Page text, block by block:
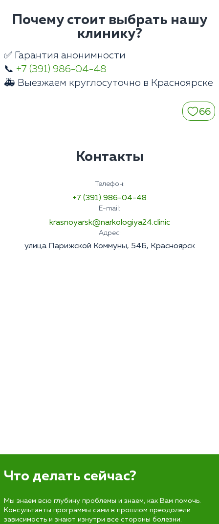
Почему стоит выбрать нашу
клинику?
✅ Гарантия анонимности
📞 +7 (391) 986-04-48
🚑 Выезжаем круглосуточно в Красноярске
66
Контакты
Телефон:
+7 (391) 986-04-48
E-mail:
krasnoyarsk@narkologiya24.clinic
Адрес:
улица Парижской Коммуны, 54Б, Красноярск
Что делать сейчас?
Мы знаем всю глубину проблемы и знаем, как Вам помочь.
Консультанты программы сами в прошлом преодолели
зависимость и знают изнутри все стороны болезни.